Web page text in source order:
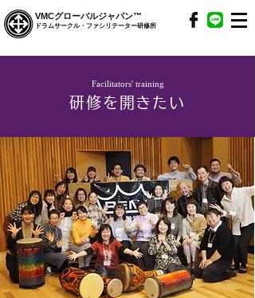
VMCグローバルジャパン™
ドラムサークル・ファシリテーター研修所
​Facilitators' training
研修を開きたい